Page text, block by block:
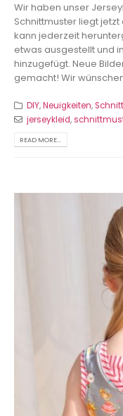
Wir haben unser
Schnittmuster liegt
kann jederzeit
etwas ausgestellt und
hinzugefügt. Neue
gemacht! Wir
DIY,Neuigkeiten,
jerseykleid,
READ MORE...